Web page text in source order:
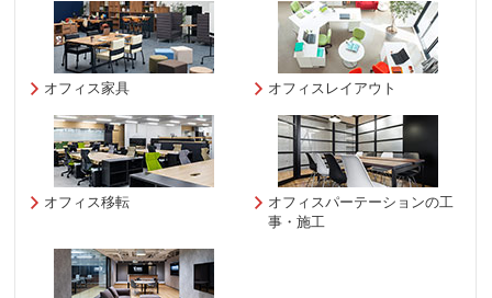
オフィス家具 オフィスレイアウト
オフィス移転
オフィスパーテーションの工
事・施工